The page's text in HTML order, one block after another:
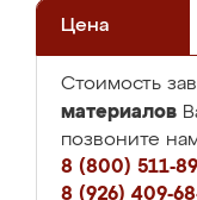
Цена
Стоимость
материалов
позвоните
8 (800) 511-
8 (926) 409-